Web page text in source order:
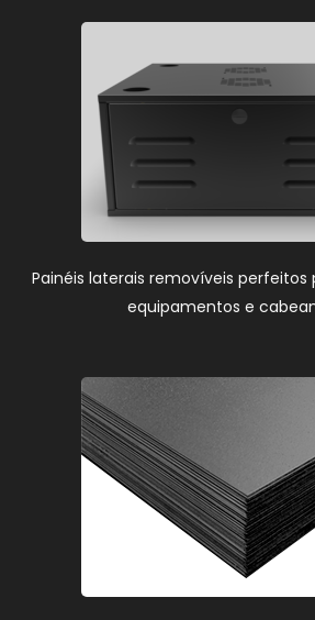
Painéis laterais removíveis
equipamentos e